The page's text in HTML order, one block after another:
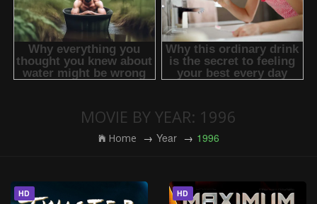
MOVIE BY YEAR: 1996
Home Year 1996
HD HD